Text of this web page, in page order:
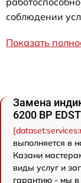
соблюдении
Показать
Замена
6200 BP
выполняется в
Казани
виды услуг и
гарантию - мы в